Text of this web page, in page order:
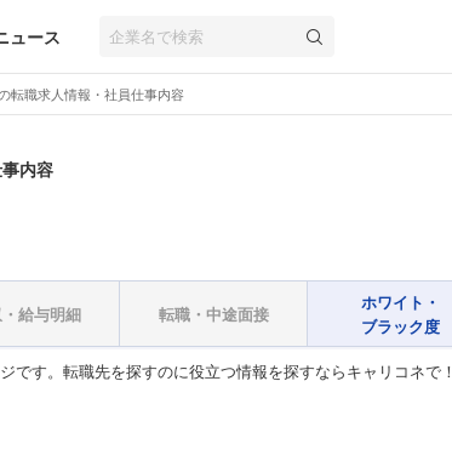
ュース
転職求人情報・社員仕事内容
内容
給与明細 転職・中途面接
ホワイト・
ブラック度
す。転職先を探すのに役立つ情報を探すならキャリコネで！